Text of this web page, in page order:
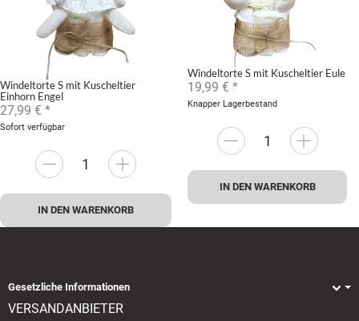
Windeltorte S mit Kuscheltier
Einhorn Engel
27,99 € *
Sofort verfügbar
IN DEN WARENKORB
Windeltorte S mit Kuscheltier Eule
19,99 € *
Knapper Lagerbestand
IN DEN WARENKORB
Gesetzliche Informationen
VERSANDANBIETER